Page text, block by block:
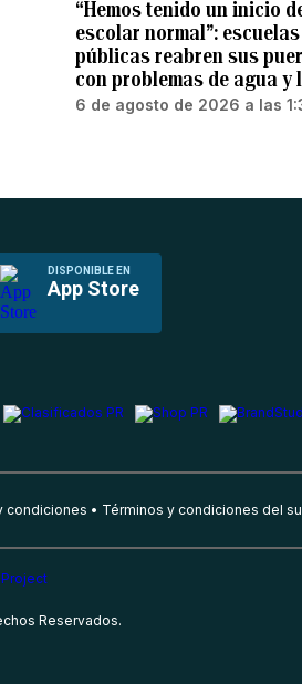
“Hemos tenido un inicio
escolar normal”: escuelas
públicas reabren sus
con problemas de agua y
6 de agosto de 2026 a las
DISPONIBLE EN
App Store
condiciones Términos y condiciones del
Reservados.